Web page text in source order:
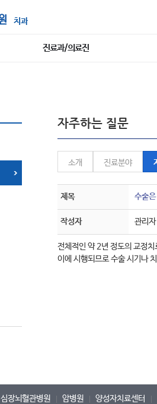
치과
진료과/의료진
자주하는 질문
소개 진료분야
제목 수술
작성자 관리자
전체적인 약 2년 정도의 교정
이에 시행되므로 수술 시기나
심장뇌혈관병원 암병원 양성자치료센터